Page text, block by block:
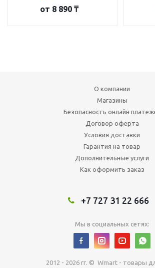
от 8 890 ₸
О компании
Магазины
Безопасность онлайн
Договор оферта
Условия доставки
Гарантия на товар
Дополнительные услуги
Как оформить заказ
+7 727 31 22 666
Мы в социальных сетях:
2012 - 2026 гг. © Wmart - товары